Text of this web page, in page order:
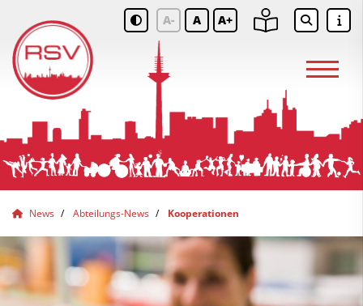
A- A A+
News Abteilungs-News Kooperationen